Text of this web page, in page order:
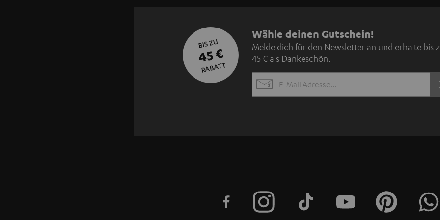
BIS ZU
45 €
RABATT
N
e
w
s
e
r
Wähle deinen Gutschein!
Melde dich für den Newsletter an und erhalte bis
45 € als Dankeschön.
EMAIL